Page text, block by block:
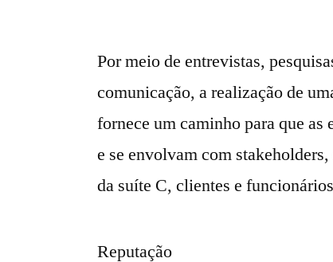
Por meio de entrevistas,
comunicação, a realização de
fornece um caminho para que as
e se envolvam com
da suíte C, clientes e
Reputação